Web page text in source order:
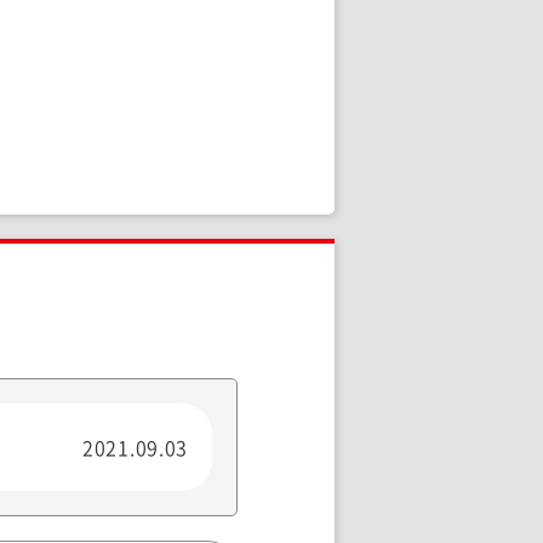
2021.09.03